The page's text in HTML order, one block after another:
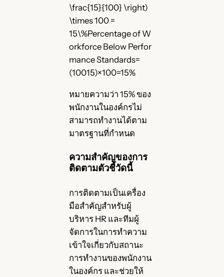
\frac{15}{100} \right)
\times 100 =
15\%Percentage of W
orkforce Below Perfor
mance Standards=
(10015​)×100=15%
หมายความว่า 15% ของ
พนักงานในองค์กรไม่
สามารถทำงานได้ตาม
มาตรฐานที่กำหนด
ความสำคัญของการ
ติดตามตัวชี้วัดนี้
การติดตามเป็นเครื่อง
มือสำคัญสำหรับผู้
บริหาร HR และทีมผู้
จัดการในการทำความ
เข้าใจเกี่ยวกับสถานะ
การทำงานของพนักงาน
ในองค์กร และช่วยให้